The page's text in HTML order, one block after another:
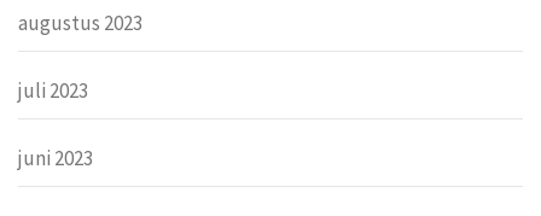
augustus 2023
juli 2023
juni 2023